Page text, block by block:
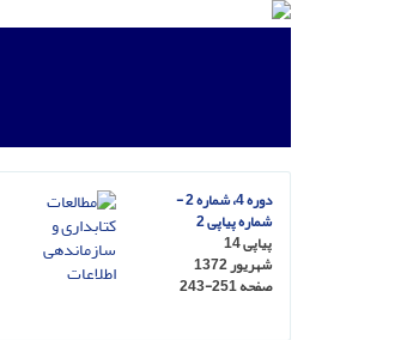
دوره 4، شماره 2 -
شماره پیاپی 2
پیاپی 14
شهریور 1372
صفحه243-251